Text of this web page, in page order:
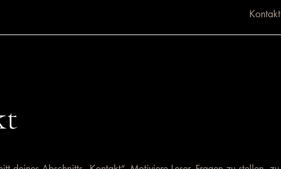
Kontakt